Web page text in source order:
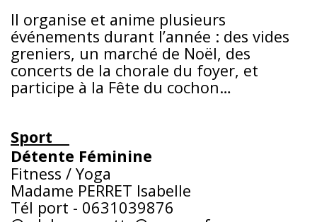
Il organise et anime plusieurs
événements durant l’année : des vides
greniers, un marché de Noël, des
concerts de la chorale du foyer, et
participe à la Fête du cochon…
Sport
Détente Féminine
Fitness / Yoga
Madame PERRET Isabelle
Tél port - 0631039876